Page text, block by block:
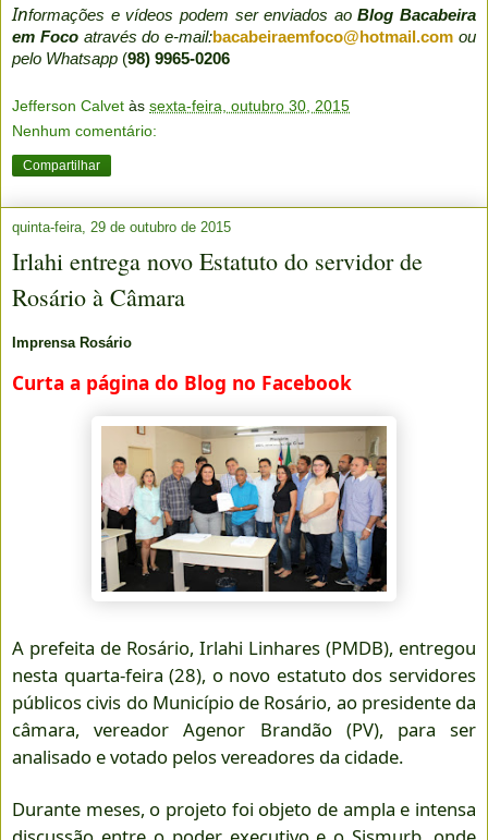
Informações e vídeos podem ser enviados aoBlog Bacabeira
em Focoatravés do e-mail:bacabeiraemfoco@hotmail.com ou
pelo Whatsapp (98) 9965-0206
Jefferson Calvet às sexta-feira, outubro 30, 2015
Nenhum comentário:
Compartilhar
quinta-feira, 29 de outubro de 2015
Irlahi entrega novo Estatuto do servidor de
Rosário à Câmara
Imprensa Rosário
Curta a página do Blog no Facebook
A prefeita de Rosário, Irlahi Linhares (PMDB), entregou
nesta quarta-feira (28), o novo estatuto dos servidores
públicos civis do Município de Rosário, ao presidente da
câmara, vereador Agenor Brandão (PV), para ser
analisado e votado pelos vereadores da cidade.
Durante meses, o projeto foi objeto de ampla e intensa